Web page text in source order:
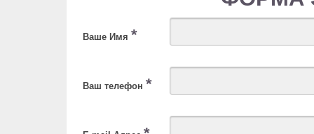
Ваше Имя *
Ваш телефон *